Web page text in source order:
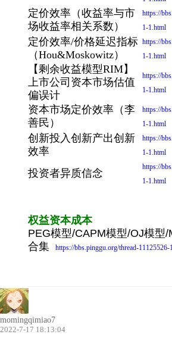
定价效率（收益率与市
场收益率相关系数）
https://
1-1.html
定价效率/价格延迟指标
（Hou&Moskowitz）
https://
1-1.html
【剩余收益模型RIM】
上市公司资本市场估值
偏误计
https://
1-1.html
资本市场定价效率（李
善民）
https://
1-1.html
创新投入创新产出创新
效率
https://
1-1.html
投资者异质信念
https://
1-1.html
权益资本成本
PEG模型/CAPM模型/OJ模型/
合集
https://bbs.pinggu.org/thread-11125526-
momingqimiao7
2022-7-17 18:13:04